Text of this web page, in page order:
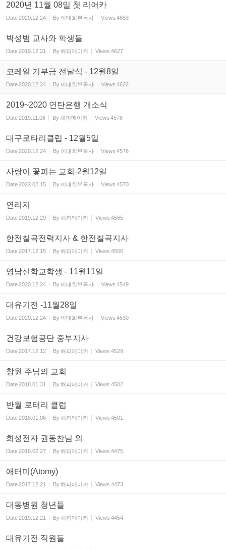
2020년 11월 08일 첫 리어카
Date2020.12.24 By 이대희부목사 Views 4653
박성범 교사와 학생들
Date2019.12.21 By해피메이커 Views 4627
코레일 기부금 전달식 - 12월8일
Date2020.12.24 By 이대희부목사 Views 4622
2019~2020 연탄은행 개소식
Date2019.11.08 By해피메이커 Views 4578
대구로타리클럽 - 12월5일
Date2020.12.24 By 이대희부목사 Views 4576
사랑이 꽃피는 교회-2월12일
Date2022.02.15 By 이대희부목사 Views 4570
연리지
Date2019.12.29 By해피메이커 Views 4565
한전칠곡전력지사 & 한전칠곡지사
Date2017.12.15 By해피메이커 Views 4550
영남신학교학생 - 11월11일
Date2020.12.24 By 이대희부목사 Views 4549
대유기전 -11월28일
Date2020.12.24 By 이대희부목사 Views 4530
건강보험공단 중부지사
Date2017.12.12 By해피메이커 Views 4529
창원 주님의 교회
Date2018.01.31 By해피메이커 Views 4502
반월 로터리 클럽
Date2018.01.06 By해피메이커 Views 4501
희성전자 권동찬님 외
Date2018.02.27 By해피메이커 Views 4475
애터미(Atomy)
Date2017.12.21 By해피메이커 Views 4473
대동병원 청년들
Date2019.12.21 By해피메이커 Views 4454
대유기전 직원들